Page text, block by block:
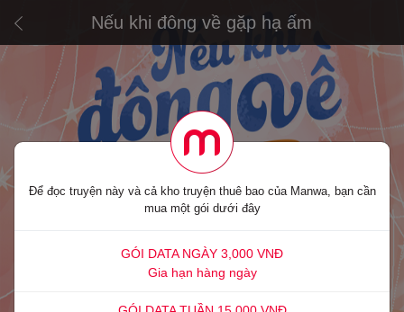
Nếu khi đông về gặp hạ ấm
Để đọc truyện này và cả kho truyện thuê bao của Manwa, bạn cần
mua một gói dưới đây
GÓI DATA NGÀY 3,000 VNĐ
Gia hạn hàng ngày